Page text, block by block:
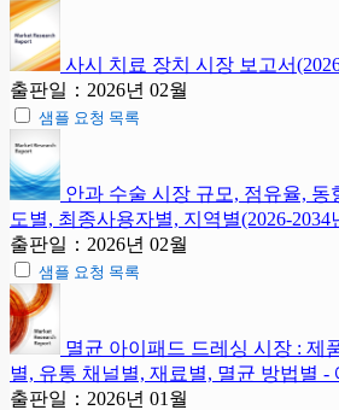
사시 치료 장치 시장 보고서
출판일：2026년 02월
샘플 요청 목록
안과 수술 시장 규모, 점유율, 동
도별, 최종사용자별, 지역별(2026-2034
출판일：2026년 02월
샘플 요청 목록
멸균 아이패드 드레싱 시장 : 제
별, 유통 채널별, 재료별, 멸균 방법별 -
출판일：2026년 01월